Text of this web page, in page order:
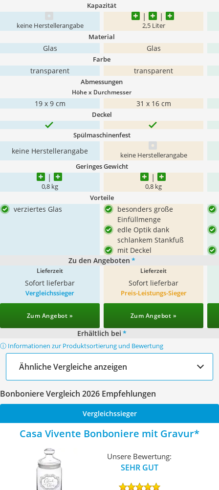
Kapazität
keine Herstellerangabe 2,5 Liter
Material
Glas Glas
Farbe
transparent transparent
Abmessungen
Höhe x Durchmesser
19 x 9 cm 31 x 16 cm
Deckel
Spülmaschinenfest
keine Herstellerangabe keine Herstellerangabe
Geringes Gewicht
0,8 kg 0,8 kg
Vorteile
verziertes Glas
besonders große
Einfüllmenge
edle Optik dank
schlankem Stankfuß
mit Deckel
Zu den Angeboten *
Lieferzeit
Sofort lieferbar
Lieferzeit
Sofort lieferbar
Vergleichssieger
Zum Angebot »
Preis-Leistungs-Sieger
Zum Angebot »
Erhältlich bei *
ⓘ Informationen zur Produktsortierung und Bewertung
Ähnliche Vergleiche anzeigen
Bonboniere Vergleich 2026 Empfehlungen
Vergleichssieger
Casa Vivente Bonboniere mit Gravur
Unsere Bewertung:
SEHR GUT